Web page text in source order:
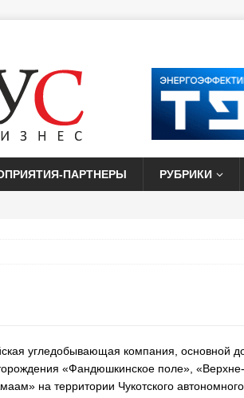
ПАРТНЕРЫ РУБРИКИ
угледобывающая компания, основной
«Фандюшкинское поле»,
на территории Чукотского автономного